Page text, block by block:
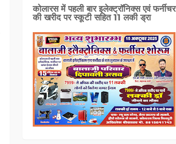
कोलारस में पहली बार इलेक्ट्रॉनिक्स एवं फर्नीचर
की खरीद पर स्कूटी सहित 11 लकी ड्रा